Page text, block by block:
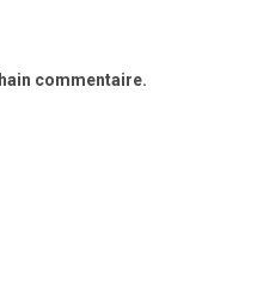
commentaire.